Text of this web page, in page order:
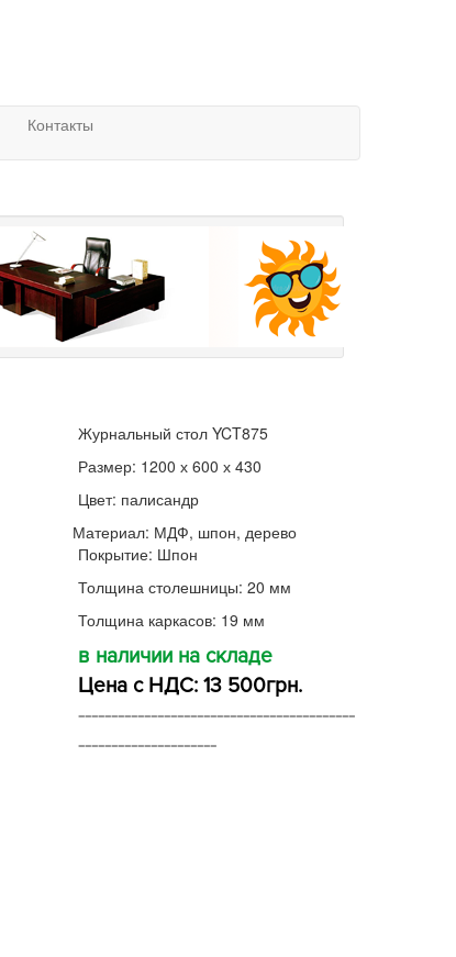
Контакты
Журнальный стол YCT875
Размер: 1200 х 600 х 430
Цвет: палисандр
Материал: МДФ, шпон, дерево
Покрытие: Шпон
Толщина столешницы: 20 мм
Толщина каркасов: 19 мм
в наличии на складе
Цена с НДС: 13 500грн.
------------------------------------------
---------------------